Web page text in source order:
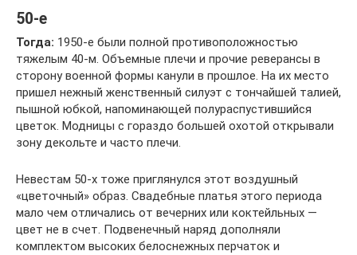
50-е
Тогда: 1950-е были полной противоположностью
тяжелым 40-м. Объемные плечи и прочие реверансы в
сторону военной формы канули в прошлое. На их место
пришел нежный женственный силуэт с тончайшей талией,
пышной юбкой, напоминающей полураспустившийся
цветок. Модницы с гораздо большей охотой открывали
зону декольте и часто плечи.
Невестам 50-х тоже приглянулся этот воздушный
«цветочный» образ. Свадебные платья этого периода
мало чем отличались от вечерних или коктейльных —
цвет не в счет. Подвенечный наряд дополняли
комплектом высоких белоснежных перчаток и